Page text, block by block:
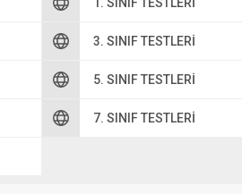
1. SINIF TESTLERI
3. SINIF TESTLERI
5. SINIF TESTLERI
7. SINIF TESTLERI